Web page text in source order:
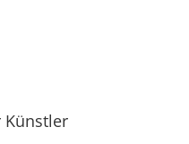
Künstler